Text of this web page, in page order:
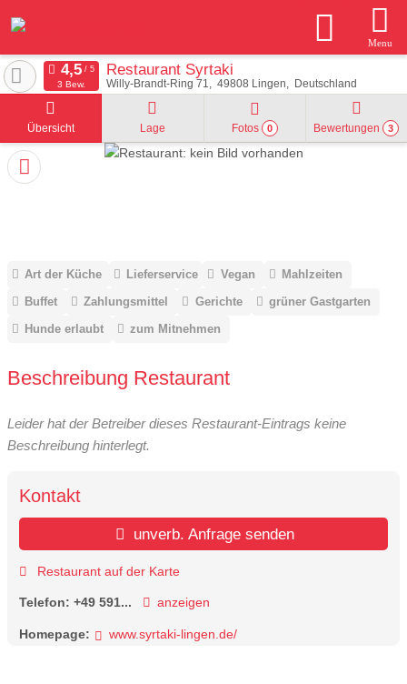
Menu
Restaurant Syrtaki
Willy-Brandt-Ring 71 49808 Lingen Deutschland
3 Bew.
Übersicht Lage Fotos 0 Bewertungen 3
Art der Küche Lieferservice Vegan
Mahlzeiten
Buffet
Zahlungsmittel Gerichte
grüner Gastgarten
Hunde erlaubt
zum Mitnehmen
Beschreibung Restaurant
Leider hat der Betreiber dieses Restaurant-Eintrags keine
Beschreibung hinterlegt.
Kontakt
unverb. Anfrage senden
Restaurant auf der Karte
Telefon: +49 591... anzeigen
Homepage: www.syrtaki-lingen.de/